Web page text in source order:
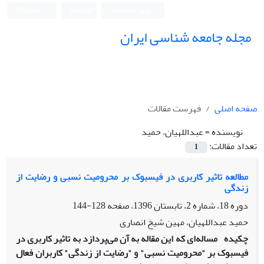
مجله جامعه شناسی ایران
صفحه اصلی
فهرست مقالات
نویسنده =عبداللهیان، حمید
تعداد مقالات:
1
مطالعه تاثیر کاربری در فیسبوک بر محرومیت نسبی و رضایت از
زندگی
دوره 18، شماره 2، تابستان 1396، صفحه
128-144
حمید عبداللهیان، مهین شیخ انصاری
چکیده مساله‌ای که این مقاله به آن می‌پردازد به تاثیر کاربری در
فیسبوک بر "محرومیت نسبی" و "رضایت از زندگی" کاربران فعال